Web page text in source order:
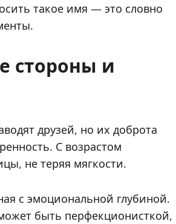
такое имя — это словно
стороны и
друзей, но их доброта
С возрастом
не теряя мягкости.
с эмоциональной глубиной.
быть перфекционисткой,